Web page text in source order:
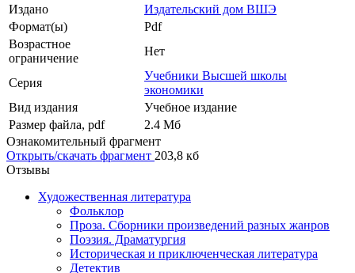
Издано
Издательский дом ВШЭ
Формат(ы)
Pdf
Возрастное
ограничение
Нет
Серия
Учебники Высшей школы
экономики
Вид издания
Учебное издание
Размер файла, pdf
2.4 Mб
Ознакомительный фрагмент
Открыть/скачать фрагмент 203,8 кб
Отзывы
Художественная литература
Фольклор
Проза. Сборники произведений разных жанров
Поэзия. Драматургия
Историческая и приключенческая литература
Детектив